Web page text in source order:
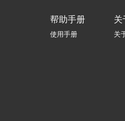
帮助手册
使用手册
关
关